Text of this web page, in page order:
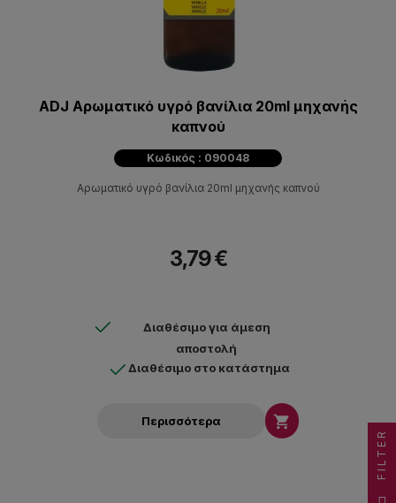
ADJ Αρωματικό υγρό βανίλια 20ml μηχανής
καπνού
Κωδικός : 090048
Αρωματικό υγρό βανίλια 20ml μηχανής καπνού
3,79 €
Διαθέσιμο για άμεση
αποστολή
Διαθέσιμο στο κατάστημα
Περισσότερα 
FILTER